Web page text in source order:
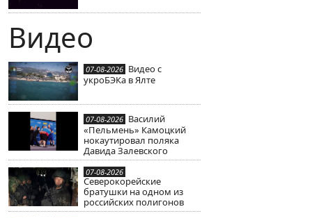
Видео
07-08-2026 Видео с
укроБЭКа в Ялте
07-08-2026 Василий
«Пельмень» Камоцкий
нокаутировал поляка
Давида Залевского
07-08-2026
Северокорейские
братушки на одном из
российских полигонов